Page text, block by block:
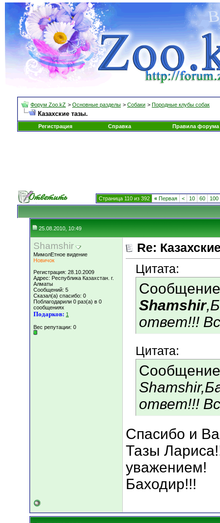
Форум Zoo.kZ > Основные разделы > Собаки > Породные клубы собак
Казахские тазы.
Регистрация Справка Правила форума
Страница 110 из 392 « Первая < 10 60 100
25.08.2010, 10:49
Shamshir
МимолЕтное видение
Новичок
Регистрация: 28.10.2009
Адрес: Республика Казахстан. г.
Алматы
Сообщений: 5
Сказал(а) спасибо: 0
Поблагодарили 0 раз(а) в 0
сообщениях
Подарков: 1
Вес репутации: 0
Re:
Цитата:
Shamshir
ответ!!!
Цитата:
ответ!!!
Спасибо и
Тазы
уважением!
Баходир!!!